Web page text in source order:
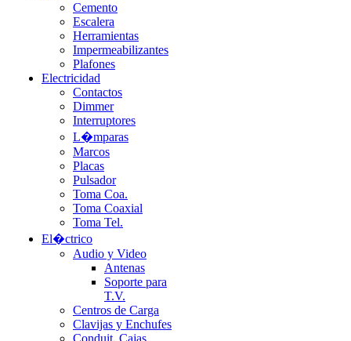
Cemento
Escalera
Herramientas
Impermeabilizantes
Plafones
Electricidad
Contactos
Dimmer
Interruptores
L�mparas
Marcos
Placas
Pulsador
Toma Coa.
Toma Coaxial
Toma Tel.
El�ctrico
Audio y Video
Antenas
Soporte para
T.V.
Centros de Carga
Clavijas y Enchufes
Conduit, Cajas